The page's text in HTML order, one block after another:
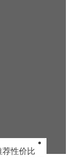
荐性价比